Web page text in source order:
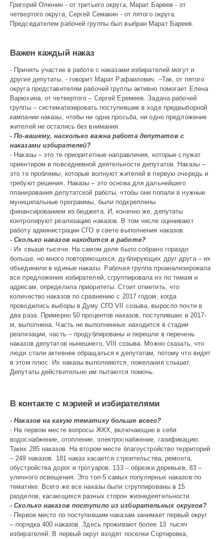
Григорий Олюнин - от третьего округа, Марат Бареев - от
четвертого округа, Сергей Семакин - от пятого округа.
Председателем рабочей группы был выбран Марат Бареев.
Важен каждый наказ
- Принять участие в работе с наказами избирателей могут и
другие депутаты, - говорит Марат Рафаилович. –Так, от пятого
округа представителям рабочей группы активно помогает Елена
Варюхина, от четвертого – Сергей Еремеев. Задача рабочей
группы – систематизировать поступившие в ходе предвыборной
кампании наказы, чтобы ни одна просьба, ни одно предложение
жителей не остались без внимания.
- По-вашему, насколько важна работа депутатов с
наказами избирателей?
- Наказы – это те приоритетные направления, которые служат
ориентиром в повседнев­ной деятельности депутатов. Наказы –
это те проблемы, которые волнуют жителей в первую очередь и
требуют решения. Наказы – это основа для дальнейшего
планирования депутатской работы, чтобы они попали в нужные
муниципальные программы, были подкреплены
финансированием из бюджета. И, конечно же, депутаты
контролируют реализацию наказов. В том числе оценивают
работу администрации СГО в свете выполнения наказов.
- Сколько наказов находится в работе?
- Их свыше тысячи. На самом деле было собрано гораздо
больше, но много повторяющихся, дублирующих друг друга – их
объединили в единые наказы. Рабочая группа проанализировала
все предложения избирателей, сгруппировала их по темам и
адресам, определила прио­ритеты. Стоит отметить, что
количество наказов по сравнению с 2017 годом, когда
проводились выборы в Думу СГО VII созыва, выросло почти в
два раза. Примерно 50 процентов наказов, поступивших в 2017-
м, выполнена. Часть не выполненных находится в стадии
реализации, часть – продублированы и перешли в перечень
наказов депутатов нынешнего, VIII созыва. Можно сказать, что
люди стали активнее обращаться к депутатам, потому что видят
в этом плюс. Их наказы выполняются, пожелания слышат.
Депутаты действительно им пытаются помочь.
В контакте с мэрией и избирателями
- Наказов на какую тематику больше всего?
- На первом месте вопросы ЖКХ, включающие в себя
водоснабжение, отопление, электроснабжение, газификацию.
Таких 285 наказов. На втором месте благоустройство территорий
– 249 наказов. 181 наказ касается строительства, ремонта,
обустройства дорог и тротуа­ров, 133 – обрезки деревьев, 83 –
уличного освещения. Это топ-5 самых популярных наказов по
тематике. Всего же все наказы были сгруппированы в 15
разделов, касающихся разных сторон жизнедеятельности.
- Сколько наказов поступило из избирательных округов?
- Первое место по поступившим наказам занимает первый округ
– порядка 400 наказов. Здесь проживают более 13 тысяч
избирателей. В первый округ входят поселки Сортировка,